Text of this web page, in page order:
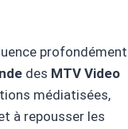
profondément
des MTV Video
médiatisées,
à repousser les